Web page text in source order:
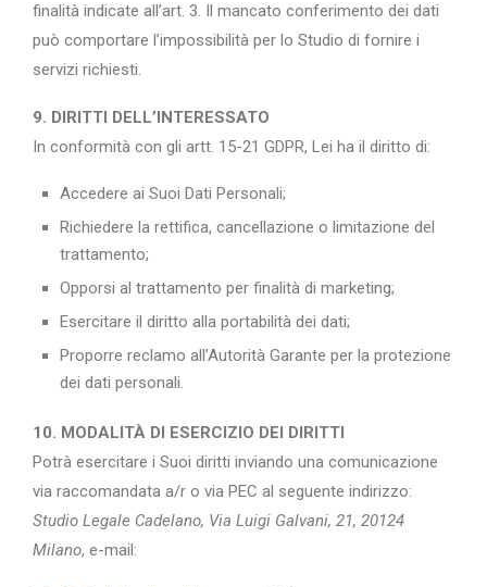
finalità indicate all’art. 3. Il mancato conferimento dei dati
può comportare l’impossibilità per lo Studio di fornire i
servizi richiesti.
9. DIRITTI DELL’INTERESSATO
In conformità con gli artt. 15-21 GDPR, Lei ha il diritto di:
Accedere ai Suoi Dati Personali;
Richiedere la rettifica, cancellazione o limitazione del
trattamento;
Opporsi al trattamento per finalità di marketing;
Esercitare il diritto alla portabilità dei dati;
Proporre reclamo all’Autorità Garante per la protezione
dei dati personali.
10. MODALITÀ DI ESERCIZIO DEI DIRITTI
Potrà esercitare i Suoi diritti inviando una comunicazione
via raccomandata a/r o via PEC al seguente indirizzo:
Studio Legale Cadelano, Via Luigi Galvani, 21, 20124
Milano, e-mail: